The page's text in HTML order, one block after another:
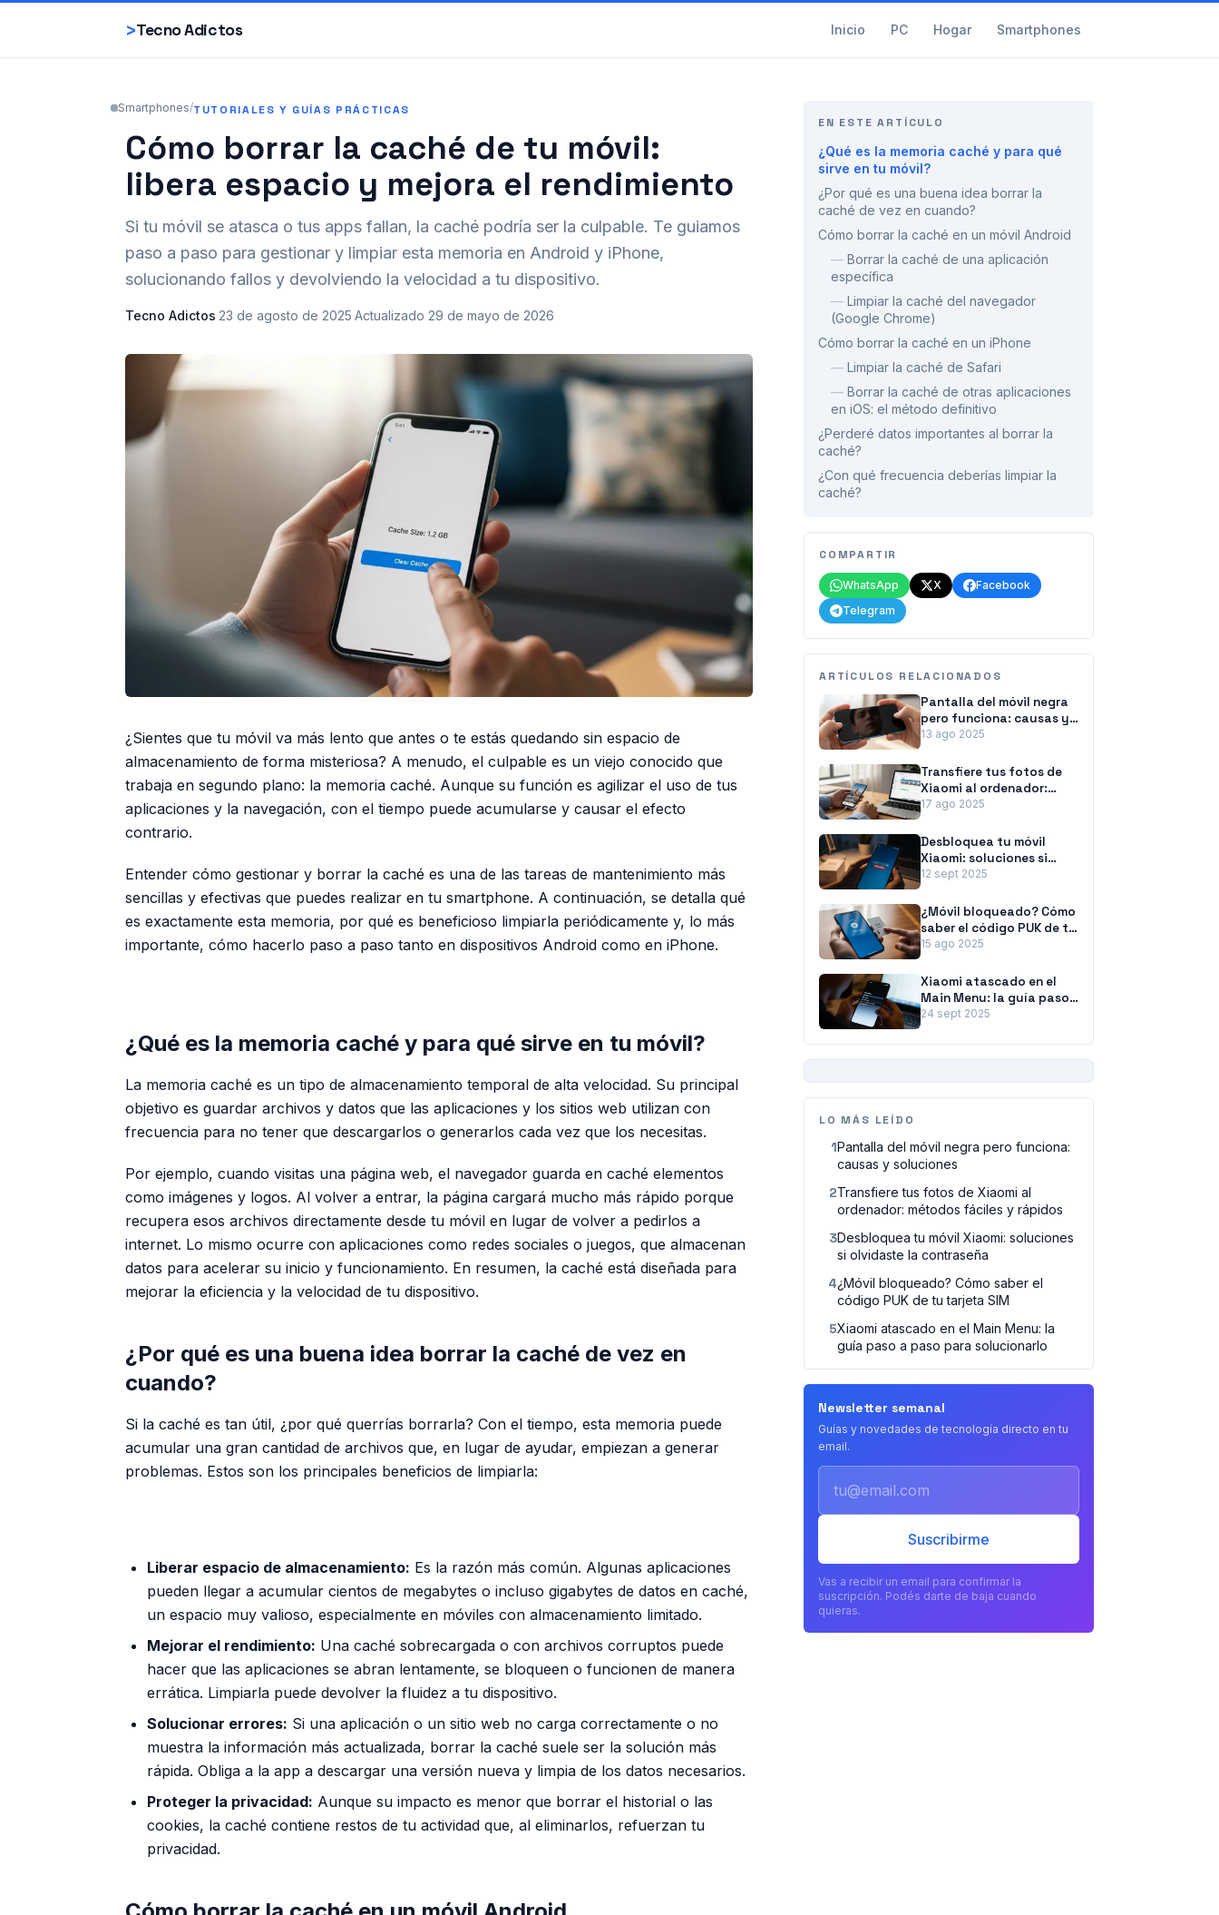
>Tecno Adictos Inicio PC Hogar Smartphones
Smartphones/TUTORIALES Y GUÍAS PRÁCTICAS
Cómo borrar la caché de tu móvil:
libera espacio y mejora el rendimiento
Si tu móvil se atasca o tus apps fallan, la caché podría ser la culpable. Te guiamos
paso a paso para gestionar y limpiar esta memoria en Android y iPhone,
solucionando fallos y devolviendo la velocidad a tu dispositivo.
Tecno Adictos·23 de agosto de 2025·Actualizado 29 de mayo de 2026
¿Sientes que tu móvil va más lento que antes o te estás quedando sin espacio de
almacenamiento de forma misteriosa? A menudo, el culpable es un viejo conocido que
trabaja en segundo plano: la memoria caché. Aunque su función es agilizar el uso de tus
aplicaciones y la navegación, con el tiempo puede acumularse y causar el efecto
contrario.
Entender cómo gestionar y borrar la caché es una de las tareas de mantenimiento más
sencillas y efectivas que puedes realizar en tu smartphone. A continuación, se detalla qué
es exactamente esta memoria, por qué es beneficioso limpiarla periódicamente y, lo más
importante, cómo hacerlo paso a paso tanto en dispositivos Android como en iPhone.
¿Qué es la memoria caché y para qué sirve en tu móvil?
La memoria caché es un tipo de almacenamiento temporal de alta velocidad. Su principal
objetivo es guardar archivos y datos que las aplicaciones y los sitios web utilizan con
frecuencia para no tener que descargarlos o generarlos cada vez que los necesitas.
Por ejemplo, cuando visitas una página web, el navegador guarda en caché elementos
como imágenes y logos. Al volver a entrar, la página cargará mucho más rápido porque
recupera esos archivos directamente desde tu móvil en lugar de volver a pedirlos a
internet. Lo mismo ocurre con aplicaciones como redes sociales o juegos, que almacenan
datos para acelerar su inicio y funcionamiento. En resumen, la caché está diseñada para
mejorar la eficiencia y la velocidad de tu dispositivo.
¿Por qué es una buena idea borrar la caché de vez en
cuando?
Si la caché es tan útil, ¿por qué querrías borrarla? Con el tiempo, esta memoria puede
acumular una gran cantidad de archivos que, en lugar de ayudar, empiezan a generar
problemas. Estos son los principales beneficios de limpiarla:
Liberar espacio de almacenamiento: Es la razón más común. Algunas aplicaciones
pueden llegar a acumular cientos de megabytes o incluso gigabytes de datos en caché,
un espacio muy valioso, especialmente en móviles con almacenamiento limitado.
Mejorar el rendimiento: Una caché sobrecargada o con archivos corruptos puede
hacer que las aplicaciones se abran lentamente, se bloqueen o funcionen de manera
errática. Limpiarla puede devolver la fluidez a tu dispositivo.
Solucionar errores: Si una aplicación o un sitio web no carga correctamente o no
muestra la información más actualizada, borrar la caché suele ser la solución más
rápida. Obliga a la app a descargar una versión nueva y limpia de los datos necesarios.
Proteger la privacidad: Aunque su impacto es menor que borrar el historial o las
cookies, la caché contiene restos de tu actividad que, al eliminarlos, refuerzan tu
privacidad.
EN ESTE ARTÍCULO
¿Qué es la memoria caché y para qué
sirve en tu móvil?
¿Por qué es una buena idea borrar la
caché de vez en cuando?
Cómo borrar la caché en un móvil Android
— Borrar la caché de una aplicación
específica
— Limpiar la caché del navegador
(Google Chrome)
Cómo borrar la caché en un iPhone
— Limpiar la caché de Safari
— Borrar la caché de otras aplicaciones
en iOS: el método definitivo
¿Perderé datos importantes al borrar la
caché?
¿Con qué frecuencia deberías limpiar la
caché?
COMPARTIR
WhatsApp X
Facebook
Telegram
ARTÍCULOS RELACIONADOS
Pantalla del móvil negra
pero funciona: causas y
soluciones
13 ago 2025
Transfiere tus fotos de
Xiaomi al ordenador:
métodos fáciles y
17 ago 2025
Desbloquea tu móvil
Xiaomi: soluciones si
olvidaste la contraseña
12 sept 2025
¿Móvil bloqueado? Cómo
saber el código PUK de tu
tarjeta SIM
15 ago 2025
Xiaomi atascado en el
Main Menu: la guía paso
a paso para solucionarlo
24 sept 2025
LO MÁS LEÍDO
1Pantalla del móvil negra pero funciona:
causas y soluciones
2Transfiere tus fotos de Xiaomi al
ordenador: métodos fáciles y rápidos
3Desbloquea tu móvil Xiaomi: soluciones
si olvidaste la contraseña
4¿Móvil bloqueado? Cómo saber el
código PUK de tu tarjeta SIM
5Xiaomi atascado en el Main Menu: la
guía paso a paso para solucionarlo
Newsletter semanal
Guías y novedades de tecnología directo en tu
email.
Suscribirme
Vas a recibir un email para confirmar la
suscripción. Podés darte de baja cuando
quieras.